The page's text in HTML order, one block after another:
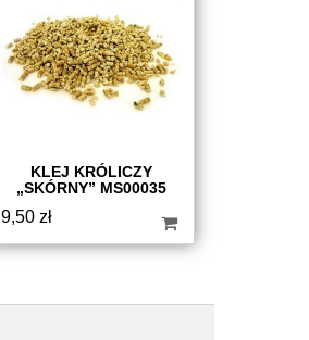
KLEJ KRÓLICZY
„SKÓRNY” MS00035
9,50 zł